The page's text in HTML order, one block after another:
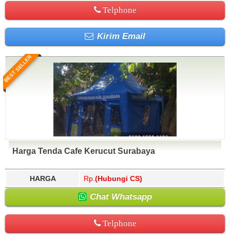
Telphone
Kirim Email
BEST SELLER
Harga Tenda Cafe Kerucut Surabaya
HARGA Rp. (Hubungi CS)
Chat Whatsapp
Telphone